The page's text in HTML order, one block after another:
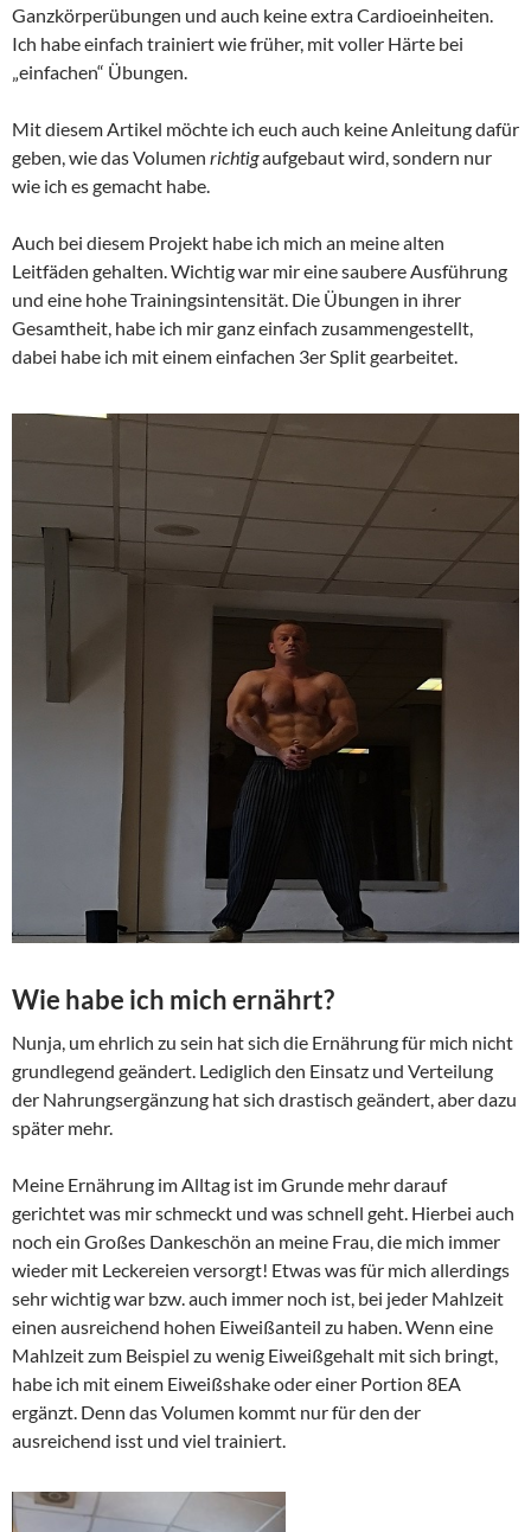
Ganzkörperübungen und auch keine extra Cardioeinheiten.
Ich habe einfach trainiert wie früher, mit voller Härte bei
„einfachen“ Übungen.
Mit diesem Artikel möchte ich euch auch keine Anleitung dafür
geben, wie das Volumen richtigaufgebaut wird, sondern nur
wie ich es gemacht habe.
Auch bei diesem Projekt habe ich mich an meine alten
Leitfäden gehalten. Wichtig war mir eine saubere Ausführung
und eine hohe Trainingsintensität. Die Übungen in ihrer
Gesamtheit, habe ich mir ganz einfach zusammengestellt,
dabei habe ich mit einem einfachen 3er Split gearbeitet.
Wie habe ich mich ernährt?
Nunja, um ehrlich zu sein hat sich die Ernährung für mich nicht
grundlegend geändert. Lediglich den Einsatz und Verteilung
der Nahrungsergänzung hat sich drastisch geändert, aber dazu
später mehr.
Meine Ernährung im Alltag ist im Grunde mehr darauf
gerichtet was mir schmeckt und was schnell geht. Hierbei auch
noch ein Großes Dankeschön an meine Frau, die mich immer
wieder mit Leckereien versorgt! Etwas was für mich allerdings
sehr wichtig war bzw. auch immer noch ist, bei jeder Mahlzeit
einen ausreichend hohen Eiweißanteil zu haben. Wenn eine
Mahlzeit zum Beispiel zu wenig Eiweißgehalt mit sich bringt,
habe ich mit einem Eiweißshake oder einer Portion 8EA
ergänzt. Denn das Volumen kommt nur für den der
ausreichend isst und viel trainiert.